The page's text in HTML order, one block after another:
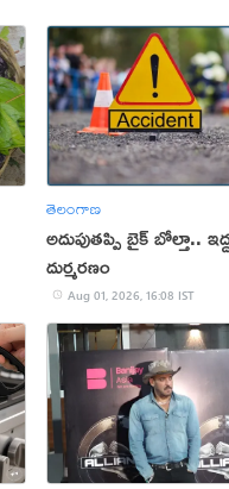
తెలంగాణ
అదుపుతప్పి బైక్ బోల్తా..
దుర్మరణం
Aug 01, 2026, 16:08 IST